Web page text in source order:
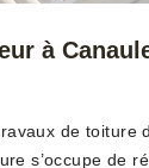
à
de toiture
s’occupe de